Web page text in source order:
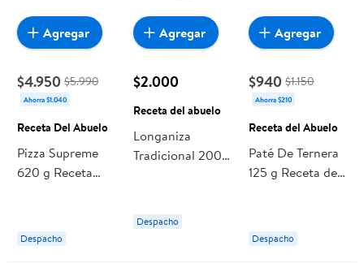
$4.950 $5.990
Ahorra $1.040
Receta Del Abuelo
Pizza Supreme
620 g Receta
Despacho
Agregar
$2.000
Receta del abuelo
Longaniza
Tradicional 200
Despacho
Agregar
$940 $1.150
Ahorra $210
Receta del Abuelo
Paté De Ternera
125 g Receta del
Despacho
Agregar